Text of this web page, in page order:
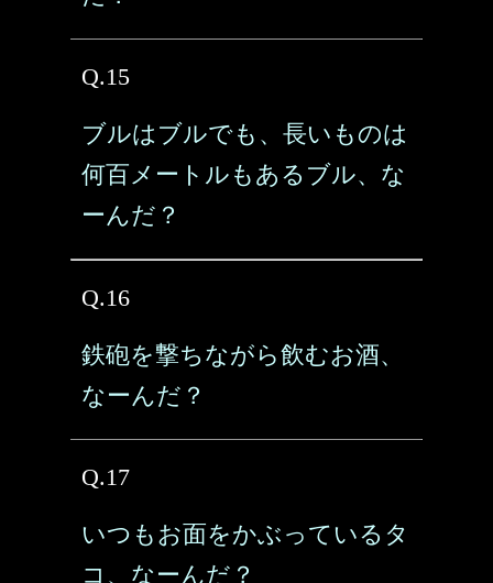
Q.15
ブルはブルでも、長いものは
何百メートルもあるブル、な
ーんだ？
Q.16
鉄砲を撃ちながら飲むお酒、
なーんだ？
Q.17
いつもお面をかぶっているタ
コ、なーんだ？